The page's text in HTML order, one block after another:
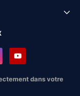
dans votre